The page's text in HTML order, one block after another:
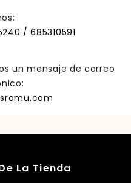
/ 685310591
un mensaje de correo
La Tienda